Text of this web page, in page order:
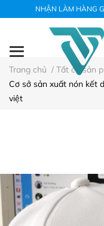
NHẬN LÀM HÀNG
Trang chủ / Tất cả sản
Cơ sở sản xuất nón kết
việt